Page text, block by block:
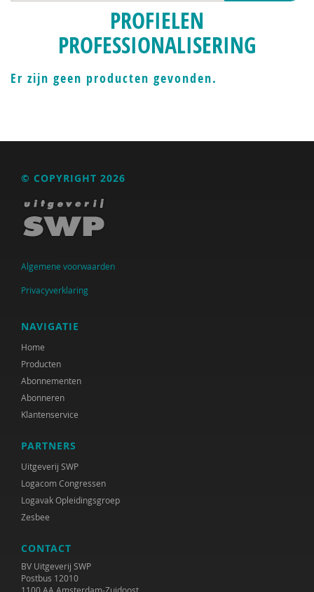
PROFIELEN
PROFESSIONALISERING
Er zijn geen producten gevonden.
© COPYRIGHT 2026
Algemene voorwaarden
Privacyverklaring
NAVIGATIE
Home
Producten
Abonnementen
Abonneren
Klantenservice
PARTNERS
Uitgeverij SWP
Logacom Congressen
Logavak Opleidingsgroep
Zesbee
CONTACT
BV Uitgeverij SWP
Postbus 12010